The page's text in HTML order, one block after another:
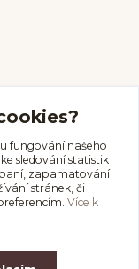
fungování našeho
sledování statistik
zapamatování
stránek, či
Více k